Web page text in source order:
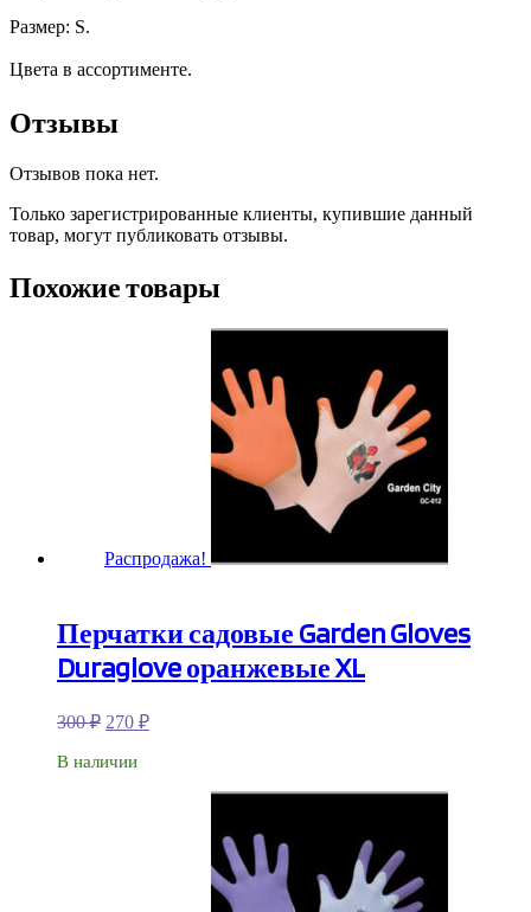
Размер: S.
Цвета в ассортименте.
Отзывы
Отзывов пока нет.
Только зарегистрированные клиенты, купившие данный
товар, могут публиковать отзывы.
Похожие товары
Распродажа!
Перчатки садовые Garden Gloves
Duraglove оранжевые XL
300₽ 270 ₽
В наличии